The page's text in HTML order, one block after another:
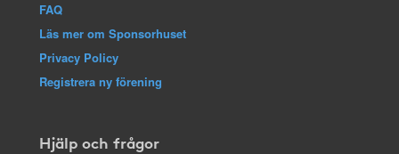
FAQ
Läs mer om Sponsorhuset
Privacy Policy
Registrera ny förening
Hjälp och frågor